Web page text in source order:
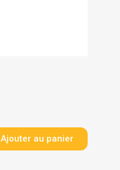
Ajouter au panier